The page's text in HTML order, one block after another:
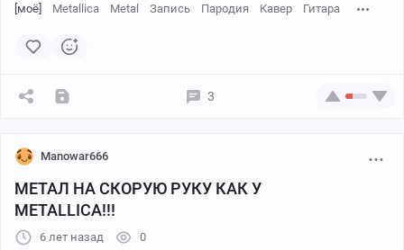
[моё] Metallica Metal Запись Пародия Кавер Гитара
3
Manowar666
МЕТАЛ НА СКОРУЮ РУКУ КАК У
METALLICA!!!
6 лет назад 0